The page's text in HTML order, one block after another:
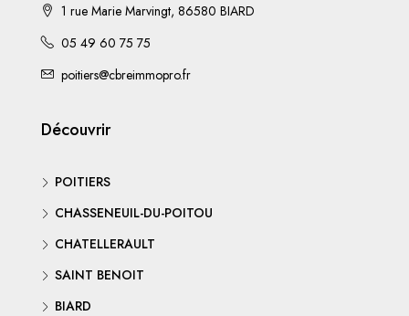
1 rue Marie Marvingt, 86580 BIARD
05 49 60 75 75
poitiers@cbreimmopro.fr
Découvrir
POITIERS
CHASSENEUIL-DU-POITOU
CHATELLERAULT
SAINT BENOIT
BIARD